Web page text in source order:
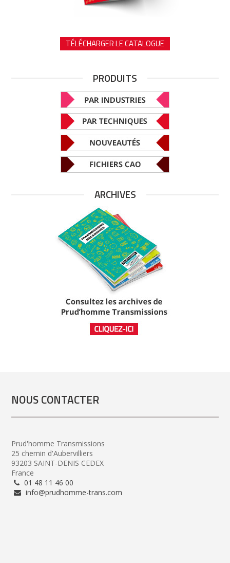
TÉLÉCHARGER LE CATALOGUE
PRODUITS
ARCHIVES
NOUS CONTACTER
Prud'homme Transmissions
25 chemin d'Aubervilliers
93203 SAINT-DENIS CEDEX
France
01 48 11 46 00
info@prudhomme-trans.com